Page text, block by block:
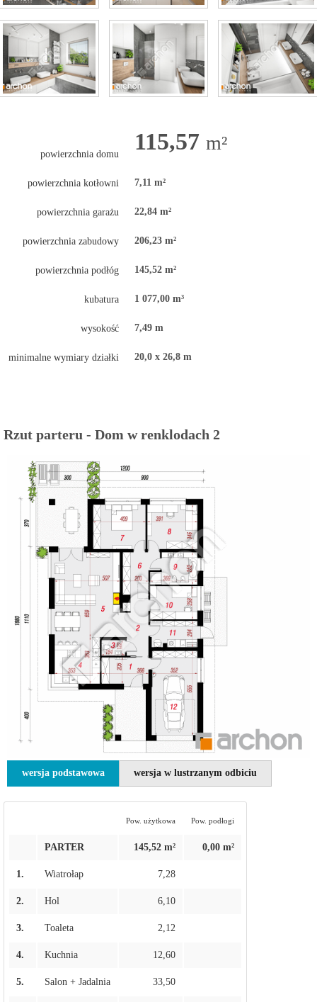
powierzchnia domu 115,57 m²
powierzchnia kotłowni 7,11 m²
powierzchnia garażu 22,84 m²
powierzchnia zabudowy 206,23 m²
powierzchnia podłóg 145,52 m²
kubatura 1 077,00 m³
wysokość 7,49 m
minimalne wymiary działki 20,0 x 26,8 m
Rzut parteru - Dom w renklodach 2
wersja podstawowa wersja w lustrzanym odbiciu
Pow. użytkowa Pow. podłogi
PARTER 145,52 m² 0,00 m²
1. Wiatrołap 7,28
2. Hol 6,10
3. Toaleta 2,12
4. Kuchnia 12,60
5. Salon + Jadalnia 33,50